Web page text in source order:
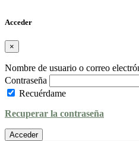
Acceder
×
Nombre de usuario o correo
Contraseña
Recuérdame
Recuperar la contraseña
Acceder